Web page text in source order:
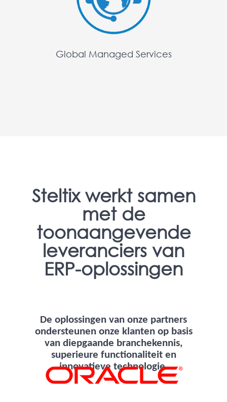
Global Managed Services
Steltix werkt samen
met de
toonaangevende
leveranciers van
ERP-oplossingen
De oplossingen van onze partners
ondersteunen onze klanten op basis
van diepgaande branchekennis,
superieure functionaliteit en
innovatieve technologie.